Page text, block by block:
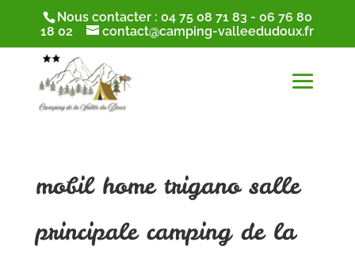
Nous contacter : 04 75 08 71 83 - 06 76 80
18 02
contact@camping-valleedudoux.fr
mobil home trigano salle
principale camping de la